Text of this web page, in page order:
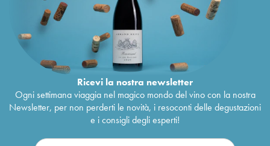
Ricevi la nostra newsletter
Ogni settimana viaggia nel magico mondo del vino con la nostra
Newsletter, per non perderti le novità, i resoconti delle degustazioni
e i consigli degli esperti!